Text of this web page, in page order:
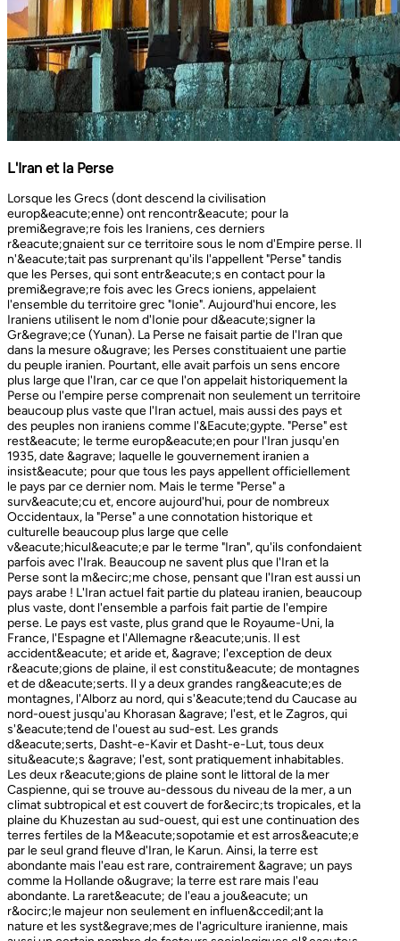
L'Iran et la Perse
Lorsque les Grecs (dont descend la civilisation europ&eacute;enne) ont rencontr&eacute; pour la premi&egrave;re fois les Iraniens, ces derniers r&eacute;gnaient sur ce territoire sous le nom d'Empire perse. Il n'&eacute;tait pas surprenant qu'ils l'appellent "Perse" tandis que les Perses, qui sont entr&eacute;s en contact pour la premi&egrave;re fois avec les Grecs ioniens, appelaient l'ensemble du territoire grec "Ionie". Aujourd'hui encore, les Iraniens utilisent le nom d'Ionie pour d&eacute;signer la Gr&egrave;ce (Yunan). La Perse ne faisait partie de l'Iran que dans la mesure o&ugrave; les Perses constituaient une partie du peuple iranien. Pourtant, elle avait parfois un sens encore plus large que l'Iran, car ce que l'on appelait historiquement la Perse ou l'empire perse comprenait non seulement un territoire beaucoup plus vaste que l'Iran actuel, mais aussi des pays et des peuples non iraniens comme l'&Eacute;gypte. "Perse" est rest&eacute; le terme europ&eacute;en pour l'Iran jusqu'en 1935, date &agrave; laquelle le gouvernement iranien a insist&eacute; pour que tous les pays appellent officiellement le pays par ce dernier nom. Mais le terme "Perse" a surv&eacute;cu et, encore aujourd'hui, pour de nombreux Occidentaux, la "Perse" a une connotation historique et culturelle beaucoup plus large que celle v&eacute;hicul&eacute;e par le terme "Iran", qu'ils confondaient parfois avec l'Irak. Beaucoup ne savent plus que l'Iran et la Perse sont la m&ecirc;me chose, pensant que l'Iran est aussi un pays arabe ! L'Iran actuel fait partie du plateau iranien, beaucoup plus vaste, dont l'ensemble a parfois fait partie de l'empire perse. Le pays est vaste, plus grand que le Royaume-Uni, la France, l'Espagne et l'Allemagne r&eacute;unis. Il est accident&eacute; et aride et, &agrave; l'exception de deux r&eacute;gions de plaine, il est constitu&eacute; de montagnes et de d&eacute;serts. Il y a deux grandes rang&eacute;es de montagnes, l'Alborz au nord, qui s'&eacute;tend du Caucase au nord-ouest jusqu'au Khorasan &agrave; l'est, et le Zagros, qui s'&eacute;tend de l'ouest au sud-est. Les grands d&eacute;serts, Dasht-e-Kavir et Dasht-e-Lut, tous deux situ&eacute;s &agrave; l'est, sont pratiquement inhabitables. Les deux r&eacute;gions de plaine sont le littoral de la mer Caspienne, qui se trouve au-dessous du niveau de la mer, a un climat subtropical et est couvert de for&ecirc;ts tropicales, et la plaine du Khuzestan au sud-ouest, qui est une continuation des terres fertiles de la M&eacute;sopotamie et est arros&eacute;e par le seul grand fleuve d'Iran, le Karun. Ainsi, la terre est abondante mais l'eau est rare, contrairement &agrave; un pays comme la Hollande o&ugrave; la terre est rare mais l'eau abondante. La raret&eacute; de l'eau a jou&eacute; un r&ocirc;le majeur non seulement en influen&ccedil;ant la nature et les syst&egrave;mes de l'agriculture iranienne, mais aussi un certain nombre de facteurs sociologiques cl&eacute;s, y compris la cause et la nature des &Eacute;tats iraniens. L'&eacute;tendue des montagnes et du d&eacute;sert a naturellement divis&eacute; la population iranienne en groupes relativement isol&eacute;s. Mais l'aridit&eacute; a jou&eacute; un r&ocirc;le encore plus important &agrave; cet &eacute;gard, et ce au niveau des plus petites unit&eacute;s sociales. Dans la majeure partie du pays, l'agriculture et l'&eacute;levage du b&eacute;tail n'&eacute;taient possibles que l&agrave; o&ugrave; l'eau de pluie naturelle, un petit ruisseau, un canal d'eau souterrain, appel&eacute; Qanat, ou une combinaison de ces &eacute;l&eacute;ments fournissait l'approvisionnement minimal n&eacute;cessaire en eau. Le Qanat ou Kariz est un d&eacute;veloppement ing&eacute;nieux des temps anciens, qui remonte &agrave; bien avant la fondation de l'empire perse. &Agrave; partir d'une nappe phr&eacute;atique existante dans les hautes terres, un tunnel est creus&eacute; sous le sol, en pente descendante vers les basses terres (pr&egrave;s des fermes environnantes) o&ugrave; il remonte &agrave; la surface. L'eau qui s'&eacute;coule de la source par gravit&eacute; est ensuite distribu&eacute;e par d'&eacute;troits canaux l&agrave; o&ugrave; elle est n&eacute;cessaire pour l'irrigation et d'autres usages. Le peuple iranien &Agrave; l'origine, les Iraniens &eacute;taient plus une ethnie qu'une nation et les perses se comptaient comme un groupe parmi un bon nombre des Iraniens. A part le pays qui s'appelle aujourd'hui l'Iran, l'Afghanistan et le Tadjikistan appartiennent &eacute;galement &agrave; un territoire iranien plus large dans leurs concepts historiques et culturels. En plus la domaine culturelle iranienne d&eacute;passe encore plus loin que la fronti&egrave;re de l&rsquo;ensemble de ces trois pays et s'&eacute;tendant jusqu&rsquo;au cot&eacute; nordique de l'Inde, l'Ouzb&eacute;kistan, le Turkm&eacute;nistan, le Caucase et l'Anatolie : Aujourd&rsquo;hui , c&rsquo;est ce que l&rsquo;on appelle &lsquo;&rsquo; Monde Persan&rsquo;&rsquo; La langue persane est une des langues iraniennes, alors qu&rsquo;il en existe d'autres vari&eacute;t&eacute;s dont le kurde et le pashto. En Iran, certaines langues locales sont encore parl&eacute;es en tant que des langues vivantes tandis que d&rsquo;autre langues r&eacute;gionales que l&rsquo;iranienne sont &eacute;galement parl&eacute;s en Iran tels que le turc et l&rsquo;arabe. En plus, d'autres formats de la langue persane sont parl&eacute;es en Afghanistan et au Tadjikistan, si bien que les r&eacute;sidents dans ces trois pays arrivent &agrave; se comprendre lors de la conversation et de la communication litt&eacute;raire. Egalement d'autres dialectes persans sont parl&eacute;s en Iran. A vraie dire , n&rsquo;importe quel argument &agrave; propos de l&rsquo;histoire de l&rsquo;Iran, de son &eacute;conomie et de sa politique ne serait pas raisonnable sauf qu&rsquo;on puisse tenir en compte les nomades qui ont &eacute;tabli leurs royaume &agrave; partir de l&rsquo;&eacute;poque des Perses au Qajars qui r&eacute;gnaient jusuq&rsquo;aux20&egrave;me si&egrave;cle. Suit &agrave; la recherches des p&acirc;turages encore plus verts et des sols fertils, diff&eacute;rents &eacute;thnies comme le turques, sont partis vers les r&eacute;gions au nord, nord-est et l&rsquo;est de la Perse . Apr&egrave;s avoir s&rsquo;h&eacute;berger , ils fallait qu&rsquo;ils se pr&eacute;par&egrave;rent pour faire face aux &eacute;nemies etrang&egrave;res . La s&egrave;cheresse, l&rsquo;aridit&eacute; et la densit&eacute; de la population dan leurs propres r&eacute;gions fut la cause de l&rsquo;immigration vers la Perse. D&rsquo;autre part la manqu&eacute; de la pluie et l&rsquo;aridit&eacute; en Iran causait la miragartion des gens vers des r&eacute;gions plus verts : ils se d&eacute;pla&ccedil;aient tous les ann&eacute;es, pour aller vers les r&eacute;gions o&ugrave; il faisait agr&eacute;able pendant l&rsquo;hiver et des r&eacute;gions o&ugrave; le climat faisait moins chaud au cours de l&rsquo;&eacute;t&eacute;. En comparaison avec les les s&eacute;dentaires, les nomades ont des puissances militaires et ils sont plus dynamiques, et plus nombreux que les villageoises qu'ils attaquaient. Ces particularit&eacute;s permettent &agrave; une tribu ou &agrave; un ensemble de tribus de faire diriger les autres vers la formation d&rsquo;un &eacute;tat central : Ensuite il faisait les n&eacute;cessaires pour collecter directement ou via un moyen indirect, la totalit&eacute; des produits agricoles exc&eacute;dentaires pour fournir les affaires financi&egrave;res. Ainsi il devient un &eacute;tat central et capable &agrave; taille de contr&ocirc;ler, d'administrer et de d&eacute;fendre ses vastes territoires. La plupart des souverains iraniens se d&eacute;pla&ccedil;aient la plupart du temps et cette caract&eacute;ristique est racin&eacute; dans leurs origines et leurs esprits. Par exemple les Ach&eacute;m&eacute;nides dirigeaient leurs trois capitales et se d&eacute;pla&ccedil;aient entre : Suse, Pers&eacute;polis et Ecbatane et parfois quatre si on fait inclure la Babylon. D&egrave;s le d&eacute;but ; tous les gouvernements iraniens jusqu&rsquo;au 20&egrave;me si&egrave;cle, on &eacute;t&eacute; fond&eacute;s par des tribus nomades et apr&egrave;s avoir &ecirc;tre uni au sein du gouvernement , il fallait se pr&eacute;parer pour faire face aux d&eacute;fis comme l&rsquo;invasion des nomades dans le pays et ceux qui pourraient attaquer depuis des terres au-del&agrave; des fronti&egrave;res. D'une mani&egrave;re historique, l'Iran a &eacute;t&eacute; le carrefour entre l'Asie et l'Europe, l'Est et l'Ouest. Les personnes, les biens ainsi que les croyances, les normes et produits culturels y sont pass&eacute;s, g&eacute;n&eacute;ralement d'est en ouest, mais pas toujours. L'influence orientale &eacute;tait telle que beaucoup des anciens mythes et l&eacute;gendes iraniens provenaient des terres orientales de l'Iran, bien que l'islam et les Arabes soient venus de la direction oppos&eacute;e. Cette situation g&eacute;ographique particuli&egrave;re a donn&eacute; lieu &agrave; ce que l'on peut appeler &laquo; l'effet carrefour &raquo;, &agrave; la fois d&eacute;stabilisant et enrichissant le pays ; rendant ses habitants hospitaliers et amicaux envers les &eacute;trangers et aussi tr&egrave;s conscients de leur particularit&eacute;. L'une des cons&eacute;quences de l'effet de carrefour est le fait que l'Iran est maintenant peupl&eacute; d&rsquo;une vari&eacute;t&eacute; de communaut&eacute;s ethniques et linguistiques incluant ceux dont la langue maternelle est le persan, ainsi que les Kurdes, les Turcs, les Arabes, les Baloutches, etc. On rencontre les Turcophones dans la r&eacute;gion Nord-ouest de l'Azerba&iuml;djan, aujourd'hui divis&eacute;e en plusieurs provinces, &agrave; la fronti&egrave;re de la Turquie et du Caucase. D'autres peuples turcophones, comme les Turkm&egrave;nes du Centre-nord-est et les tribus turcophones comm